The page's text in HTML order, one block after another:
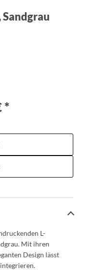
Sandgrau
*
L-
Mit ihren
Design lässt